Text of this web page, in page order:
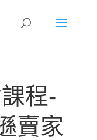
程-
賣家